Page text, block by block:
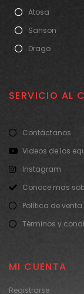
Atosa
Sanson
Drago
SERVICIO AL
Contáctanos
Videos de los
Instagram
Conoce mas
Política de
Términos y
MI CUENTA
Registrarse